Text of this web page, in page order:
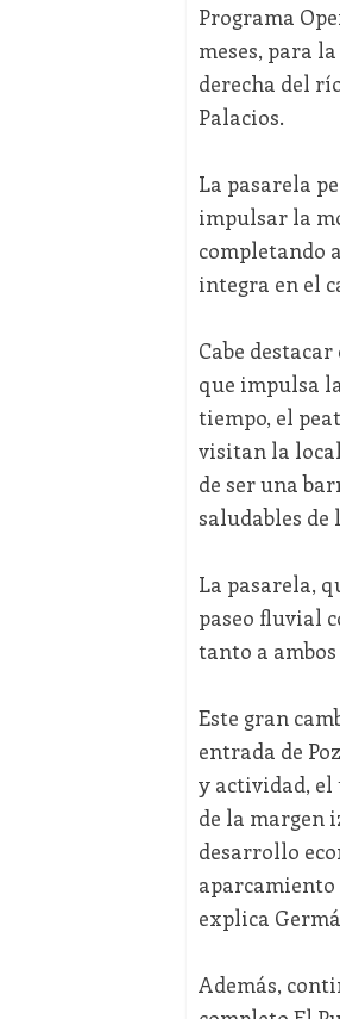
Programa
meses, para
derecha del
Palacios.
La pasarela
impulsar la
completando
integra en el
Cabe
que impulsa
tiempo, el
visitan la
de ser una
saludables de
La pasarela,
paseo fluvial
tanto a
Este gran
entrada de
y actividad, el
de la margen
desarrollo
aparcamiento
explica
Además,